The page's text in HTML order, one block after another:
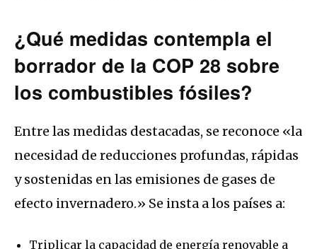
¿Qué medidas contempla el
borrador de la COP 28 sobre
los combustibles fósiles?
Entre las medidas destacadas, se reconoce «la
necesidad de reducciones profundas, rápidas
y sostenidas en las emisiones de gases de
efecto invernadero.» Se insta a los países a:
Triplicar la capacidad de energía renovable a